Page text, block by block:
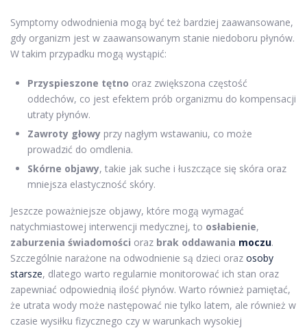
Symptomy odwodnienia mogą być też bardziej zaawansowane,
gdy organizm jest w zaawansowanym stanie niedoboru płynów.
W takim przypadku mogą wystąpić:
Przyspieszone tętno oraz zwiększona częstość
oddechów, co jest efektem prób organizmu do kompensacji
utraty płynów.
Zawroty głowy przy nagłym wstawaniu, co może
prowadzić do omdlenia.
Skórne objawy, takie jak suche i łuszczące się skóra oraz
mniejsza elastyczność skóry.
Jeszcze poważniejsze objawy, które mogą wymagać
natychmiastowej interwencji medycznej, to osłabienie,
zaburzenia świadomości oraz brak oddawania moczu.
Szczególnie narażone na odwodnienie są dzieci oraz osoby
starsze, dlatego warto regularnie monitorować ich stan oraz
zapewniać odpowiednią ilość płynów. Warto również pamiętać,
że utrata wody może następować nie tylko latem, ale również w
czasie wysiłku fizycznego czy w warunkach wysokiej